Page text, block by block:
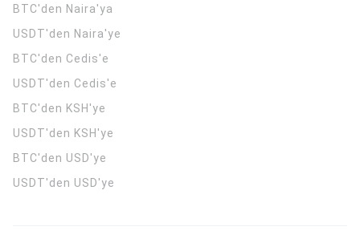
BTC'den Naira'ya
USDT'den Naira'ye
BTC'den Cedis'e
USDT'den Cedis'e
BTC'den KSH'ye
USDT'den KSH'ye
BTC'den USD'ye
USDT'den USD'ye